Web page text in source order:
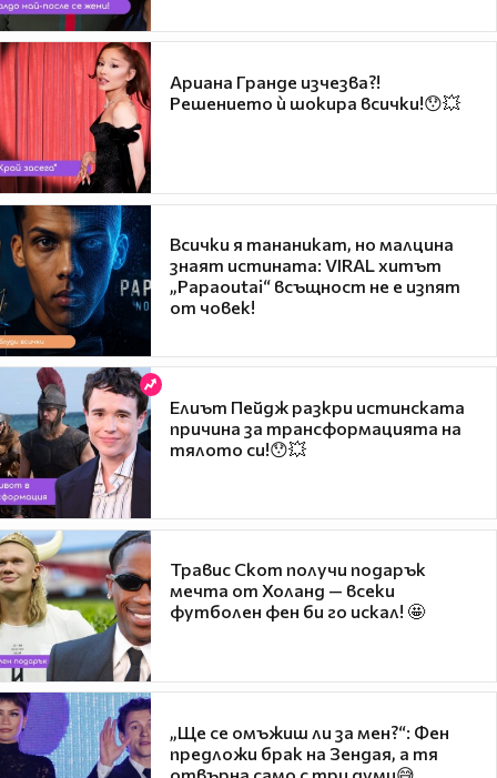
Ариана Гранде изчезва?!
Решението ѝ шокира всички!😯💥
Всички я тананикат, но малцина
знаят истината: VIRAL хитът
„Papaoutai“ всъщност не е изпят
от човек!
Елиът Пейдж разкри истинската
причина за трансформацията на
тялото си!😯💥
Травис Скот получи подарък
мечта от Холанд — всеки
футболен фен би го искал! 🤩
„Ще се омъжиш ли за мен?“: Фен
предложи брак на Зендая, а тя
отвърна само с три думи😅